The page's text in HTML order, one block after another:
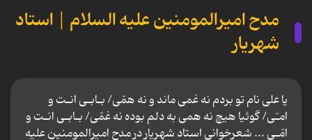
مدح امیرالمومنین علیه السلام | استاد
شهریار
یا علی نام تو بردم نه غمی ماند و نه همّی/ بـابـی انـت و
امـّی/ گوئیا هیچ نه همی به دلم بوده نه غمّی/ بـابـی انـت و
امّـی ... شعرخوانی استاد شهریار در مدح امیرالمومنین علیه